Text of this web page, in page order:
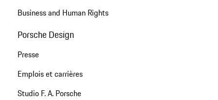
Business and Human Rights
Porsche Design
Presse
Emplois et carrières
Studio F. A. Porsche